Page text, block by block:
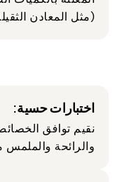
(مثل المعادن
اختبارات حسية:
نقيم توافق
والرائحة والملمس